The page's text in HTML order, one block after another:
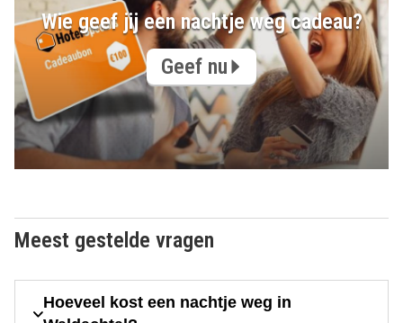
Wie geef jij een nachtje weg cadeau?
Geef nu
Meest gestelde vragen
Hoeveel kost een nachtje weg in